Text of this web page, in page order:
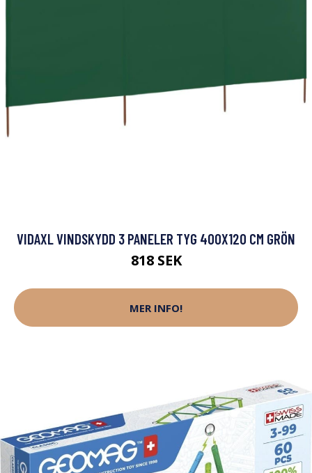
VIDAXL VINDSKYDD 3 PANELER TYG 400X120 CM GRÖN
818 SEK
MER INFO!